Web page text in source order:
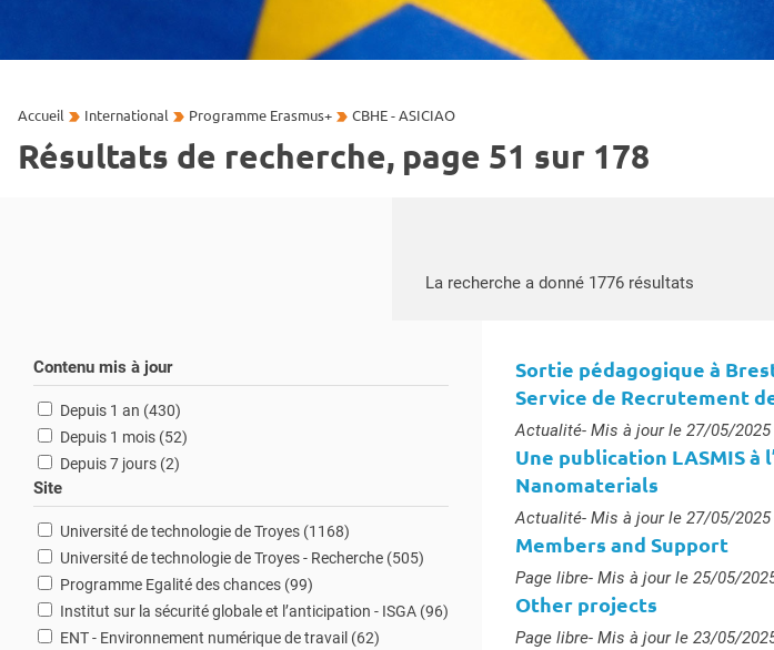
Accueil International Programme Erasmus+ CBHE - ASICIAO
Résultats de recherche, page 51 sur 178
La recherche a donné 1776 résultats
Contenu mis à jour
Depuis 1 an (430résultats
)
Depuis 1 mois (52résultats
)
Depuis 7 jours (2résultats
)
Site
Université de technologie de Troyes (1168résultats
)
Université de technologie de Troyes - Recherche (505résultats
)
Programme Egalité des chances (99résultats
)
Institut sur la sécurité globale et l’anticipation - ISGA (96résultats
)
ENT - Environnement numérique de travail (62résultats
)
Sortie pédagogique à
Service de Recrutement
Type :
Actualité- Mis à jour le 27/05/2025
Une publication LASMIS à
Nanomaterials
Type :
Actualité- Mis à jour le 27/05/2025
Members and Support
Type :
Page libre- Mis à jour le 25/05/
Other projects
Type :
Page libre- Mis à jour le 23/05/